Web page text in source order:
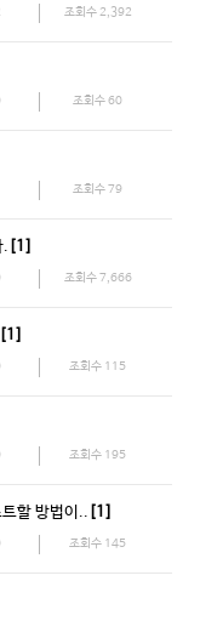
조회수2,392
조회수 60
조회수 79
. [1]
조회수7,666
[1]
조회수 115
조회수 195
할 방법이.. [1]
조회수 145